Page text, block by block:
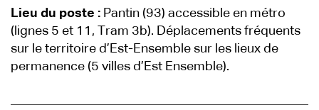
Lieu du poste : Pantin (93) accessible en métro
(lignes 5 et 11, Tram 3b). Déplacements fréquents
sur le territoire d’Est-Ensemble sur les lieux de
permanence (5 villes d’Est Ensemble).